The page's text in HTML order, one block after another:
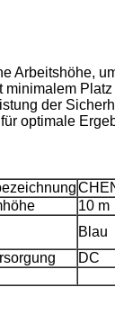
Arbeitshöhe,
minimalem
der
optimale
10 m
Blau
DC